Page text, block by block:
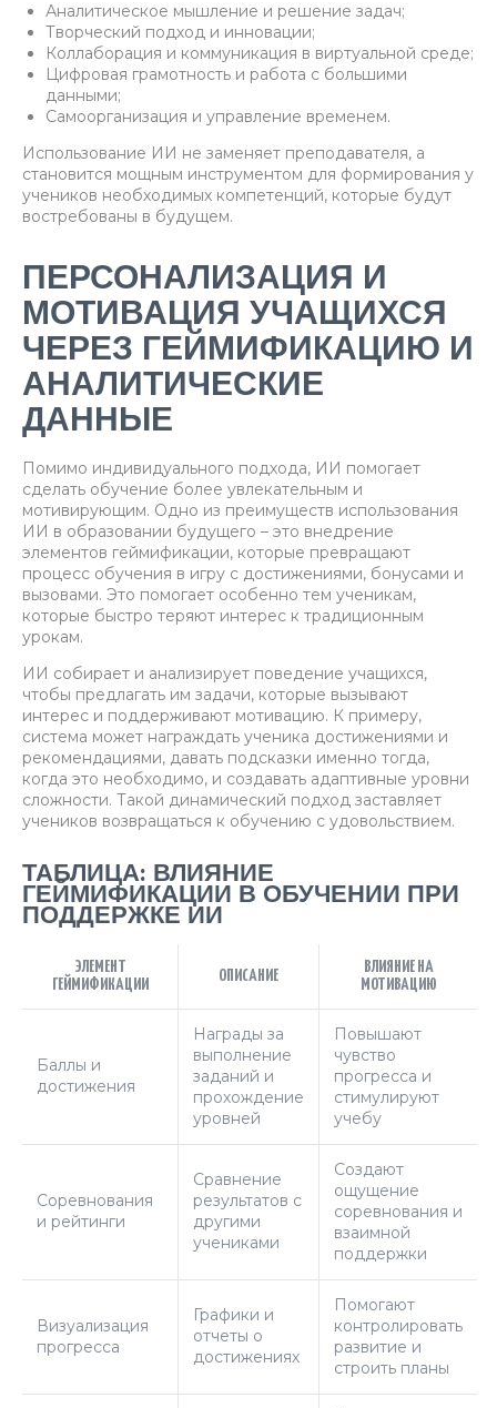
Аналитическое мышление и решение задач;
Творческий подход и инновации;
Коллаборация и коммуникация в виртуальной среде;
Цифровая грамотность и работа с большими
данными;
Самоорганизация и управление временем.
Использование ИИ не заменяет преподавателя, а
становится мощным инструментом для формирования у
учеников необходимых компетенций, которые будут
востребованы в будущем.
ПЕРСОНАЛИЗАЦИЯ И
МОТИВАЦИЯ УЧАЩИХСЯ
ЧЕРЕЗ ГЕЙМИФИКАЦИЮ И
АНАЛИТИЧЕСКИЕ
ДАННЫЕ
Помимо индивидуального подхода, ИИ помогает
сделать обучение более увлекательным и
мотивирующим. Одно из преимуществ использования
ИИ в образовании будущего – это внедрение
элементов геймификации, которые превращают
процесс обучения в игру с достижениями, бонусами и
вызовами. Это помогает особенно тем ученикам,
которые быстро теряют интерес к традиционным
урокам.
ИИ собирает и анализирует поведение учащихся,
чтобы предлагать им задачи, которые вызывают
интерес и поддерживают мотивацию. К примеру,
система может награждать ученика достижениями и
рекомендациями, давать подсказки именно тогда,
когда это необходимо, и создавать адаптивные уровни
сложности. Такой динамический подход заставляет
учеников возвращаться к обучению с удовольствием.
ТАБЛИЦА: ВЛИЯНИЕ
ГЕЙМИФИКАЦИИ В ОБУЧЕНИИ ПРИ
ПОДДЕРЖКЕ ИИ
ЭЛЕМЕНТ
ГЕЙМИФИКАЦИИ
ОПИСАНИЕ
ВЛИЯНИЕ НА
МОТИВАЦИЮ
Баллы и
достижения
Награды за
выполнение
заданий и
прохождение
уровней
Повышают
чувство
прогресса и
стимулируют
учебу
Соревнования
и рейтинги
Сравнение
результатов с
другими
учениками
Создают
ощущение
соревнования и
взаимной
поддержки
Визуализация
прогресса
Графики и
отчеты о
достижениях
Помогают
контролировать
развитие и
строить планы